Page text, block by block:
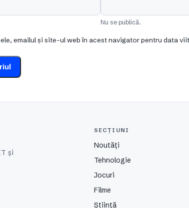
Nu se publică.
emailul și site-ul web în acest navigator pentru data
și
SECȚIUNI
Noutăți
Tehnologie
Jocuri
Filme
Știință